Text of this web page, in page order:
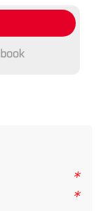
*
*